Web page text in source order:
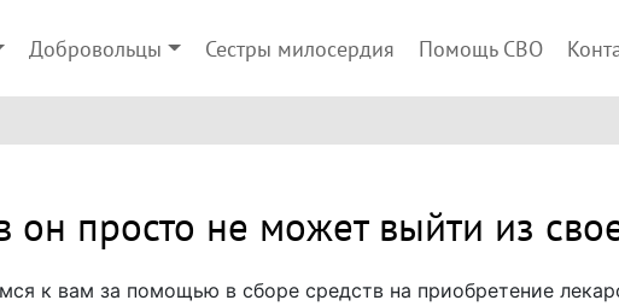
Добровольцы Сестры милосердия Помощь СВО
он просто не может выйти из
к вам за помощью в сборе средств на приобретение